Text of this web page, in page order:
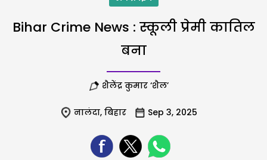
Bihar Crime News : स्कूली प्रेमी कातिल
बना
शैलेंद्र कुमार ‘शैल’
नालंदा, बिहार Sep 3, 2025